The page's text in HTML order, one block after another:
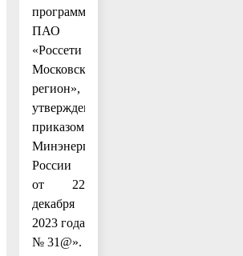
программы
ПАО
«Россети
Московский
регион»,
утвержденной
приказом
Минэнерго
России
от 22
декабря
2023 года
№ 31@».